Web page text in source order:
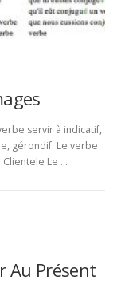
servir à indicatif,
gérondif. Le verbe
Le …
Au Présent